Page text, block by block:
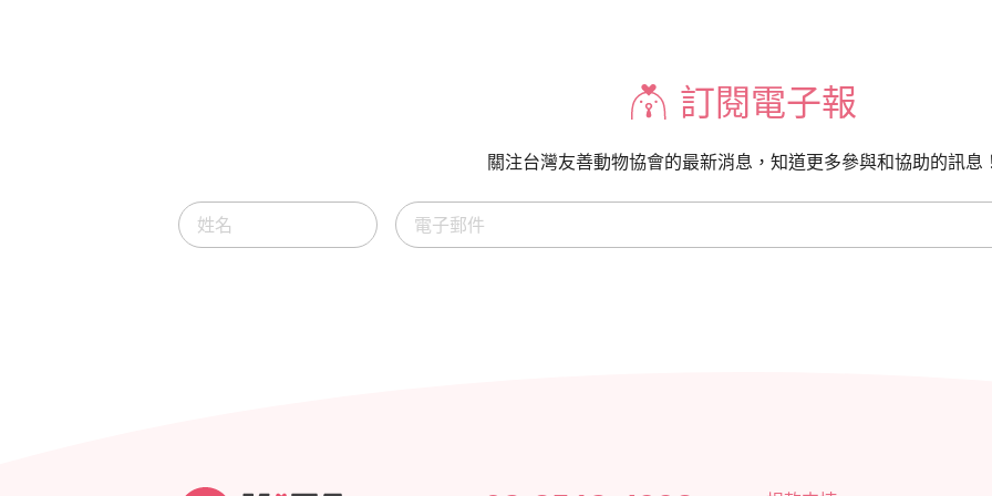
訂閱電子報
關注台灣友善動物協會的最新消息，知道更多參與和協助的訊息